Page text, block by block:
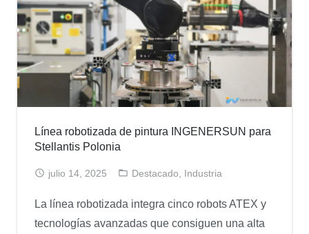
Línea robotizada de pintura INGENERSUN para
Stellantis Polonia
julio 14, 2025 Destacado Industria
La línea robotizada integra cinco robots ATEX y
tecnologías avanzadas que consiguen una alta